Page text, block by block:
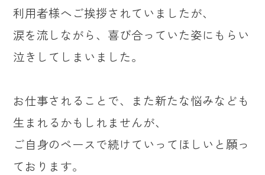
利用者様へご挨拶されていましたが、
涙を流しながら、喜び合っていた姿にもらい
泣きしてしまいました。
お仕事されることで、また新たな悩みなども
生まれるかもしれませんが、
ご自身のペースで続けていってほしいと願っ
ております。